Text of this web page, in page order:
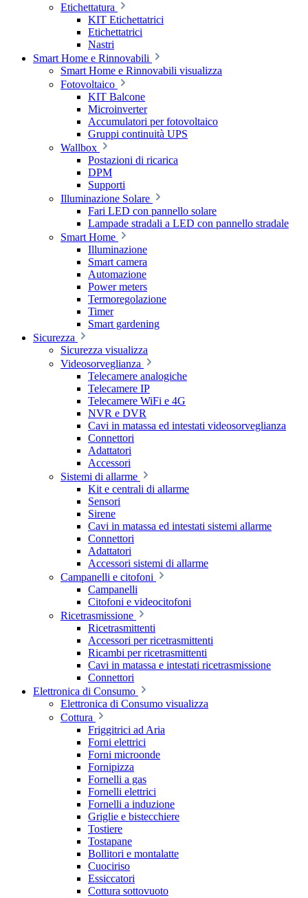
Etichettatura
KIT Etichettatrici
Etichettatrici
Nastri
Smart Home e Rinnovabili
Smart Home e Rinnovabili visualizza
Fotovoltaico
KIT Balcone
Microinverter
Accumulatori per fotovoltaico
Gruppi continuità UPS
Wallbox
Postazioni di ricarica
DPM
Supporti
Illuminazione Solare
Fari LED con pannello solare
Lampade stradali a LED con pannello stradale
Smart Home
Illuminazione
Smart camera
Automazione
Power meters
Termoregolazione
Timer
Smart gardening
Sicurezza
Sicurezza visualizza
Videosorveglianza
Telecamere analogiche
Telecamere IP
Telecamere WiFi e 4G
NVR e DVR
Cavi in matassa ed intestati videosorveglianza
Connettori
Adattatori
Accessori
Sistemi di allarme
Kit e centrali di allarme
Sensori
Sirene
Cavi in matassa ed intestati sistemi allarme
Connettori
Adattatori
Accessori sistemi di allarme
Campanelli e citofoni
Campanelli
Citofoni e videocitofoni
Ricetrasmissione
Ricetrasmittenti
Accessori per ricetrasmittenti
Ricambi per ricetrasmittenti
Cavi in matassa e intestati ricetrasmissione
Connettori
Elettronica di Consumo
Elettronica di Consumo visualizza
Cottura
Friggitrici ad Aria
Forni elettrici
Forni microonde
Fornipizza
Fornelli a gas
Fornelli elettrici
Fornelli a induzione
Griglie e bistecchiere
Tostiere
Tostapane
Bollitori e montalatte
Cuociriso
Essiccatori
Cottura sottovuoto